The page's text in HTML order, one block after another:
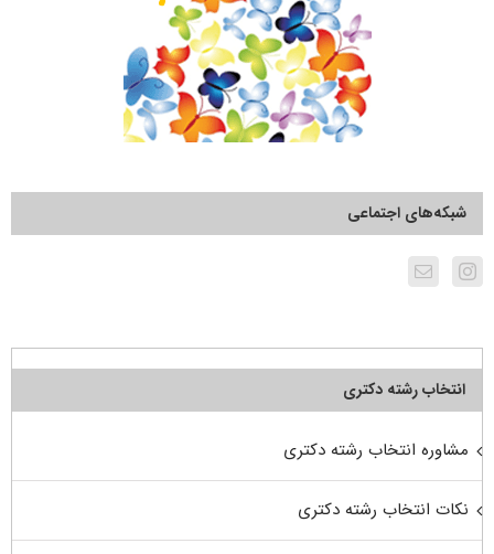
شبکه‌های اجتماعی
انتخاب رشته دکتری
مشاوره انتخاب رشته دکتری
نکات انتخاب رشته دکتری